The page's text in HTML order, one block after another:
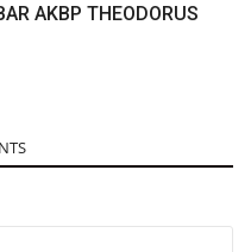
AKBP THEODORUS